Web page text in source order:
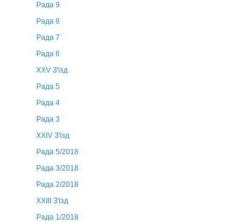
Рада 9
Рада 8
Рада 7
Рада 6
XXV З'їзд
Рада 5
Рада 4
Рада 3
ХХIV З'їзд
Рада 5/2018
Рада 3/2018
Рада 2/2018
XXIII З'їзд
Рада 1/2018